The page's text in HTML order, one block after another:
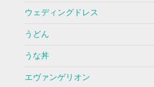
ウェディングドレス
うどん
うな丼
エヴァンゲリオン